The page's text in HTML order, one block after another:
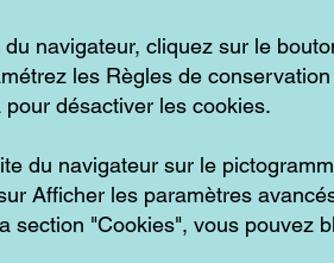
navigateur, cliquez sur le
les Règles de
désactiver les cookies.
du navigateur sur le
Afficher les paramètres
section "Cookies", vous pouvez